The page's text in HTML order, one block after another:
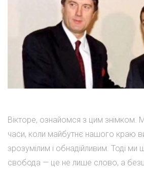
Вікторе, ознайомся з цим знімком.
часи, коли майбутнє нашого краю
зрозумілим і обнадійливим. Тоді ми
свобода — це не лише слово, а